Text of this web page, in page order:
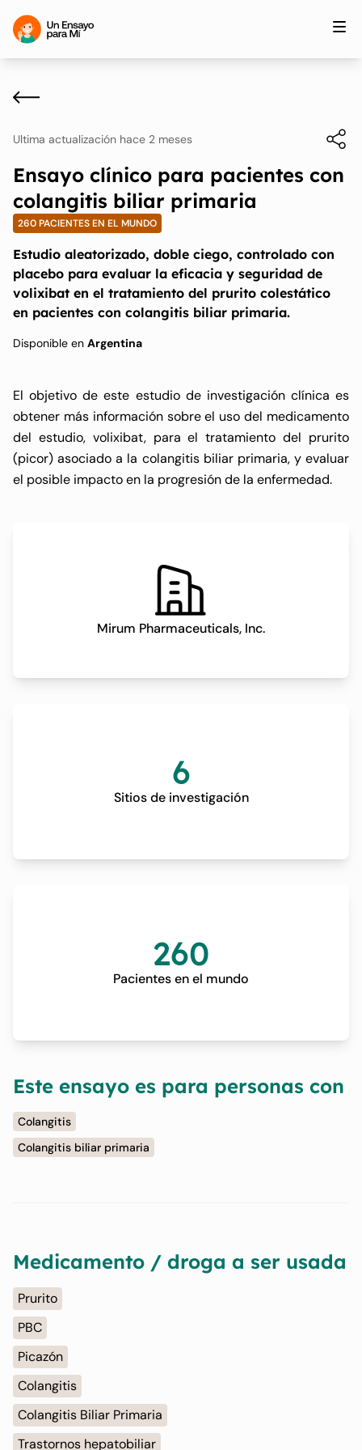
Ultima actualización hace 2 meses
Ensayo clínico para pacientes con
colangitis biliar primaria
260 PACIENTES EN EL MUNDO
Estudio aleatorizado, doble ciego, controlado con
placebo para evaluar la eficacia y seguridad de
volixibat en el tratamiento del prurito colestático
en pacientes con colangitis biliar primaria.
Disponible en Argentina
El objetivo de este estudio de investigación clínica es
obtener más información sobre el uso del medicamento
del estudio, volixibat, para el tratamiento del prurito
(picor) asociado a la colangitis biliar primaria, y evaluar
el posible impacto en la progresión de la enfermedad.
Mirum Pharmaceuticals, Inc.
6
Sitios de investigación
260
Pacientes en el mundo
Este ensayo es para personas con
Colangitis
Colangitis biliar primaria
Medicamento / droga a ser usada
Prurito
PBC
Picazón
Colangitis
Colangitis Biliar Primaria
Trastornos hepatobiliar